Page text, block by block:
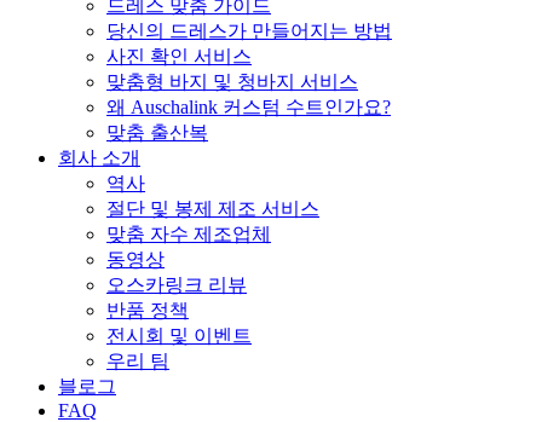
드레스 맞춤 가이드
당신의 드레스가 만들어지는 방법
사진 확인 서비스
맞춤형 바지 및 청바지 서비스
왜 Auschalink 커스텀 수트인가요?
맞춤 출산복
회사 소개
역사
절단 및 봉제 제조 서비스
맞춤 자수 제조업체
동영상
오스카링크 리뷰
반품 정책
전시회 및 이벤트
우리 팀
블로그
FAQ